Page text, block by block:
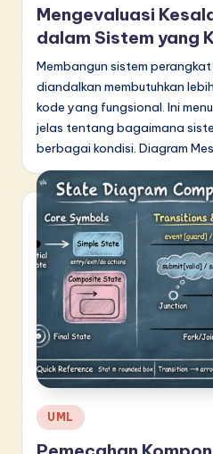
Mengevaluasi
dalam Sistem yang
Membangun sistem
diandalkan membutuhkan
kode yang fungsional. Ini
jelas tentang bagaimana
berbagai kondisi. Diagram
Posted
in
UML